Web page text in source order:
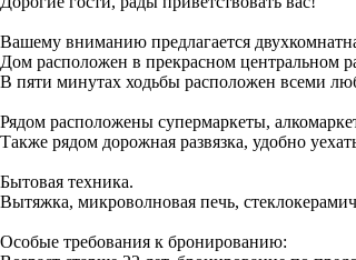
Вашему вниманию предлагается
Дом расположен в прекрасном центральном
В пяти минутах ходьбы расположен всеми
Рядом расположены супермаркеты,
Также рядом дорожная развязка, удобно
Бытовая техника.
Вытяжка, микроволновая печь,
Особые требования к бронированию: